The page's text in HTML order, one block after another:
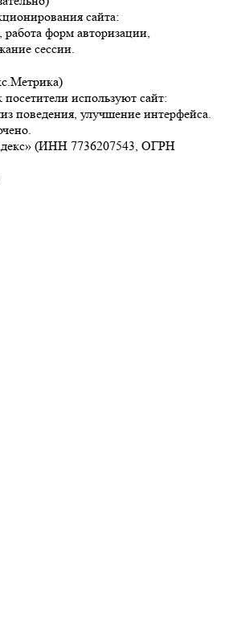
сайта:
форм авторизации,
сессии.
используют сайт:
поведения, улучшение интерфейса.
(ИНН 7736207543, ОГРН